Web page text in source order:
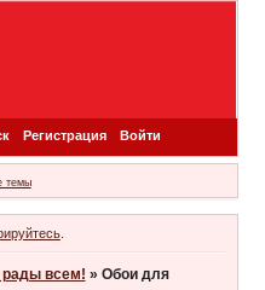
Регистрация Войти
темы
.
рады всем! » Обои для